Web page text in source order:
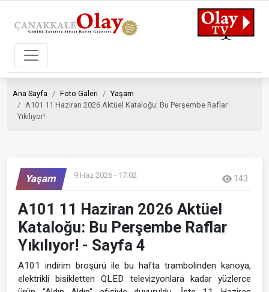
Ana Sayfa Foto Galeri
Yaşam
A101 11 Haziran 2026 Aktüel Kataloğu: Bu Perşembe Raflar
Yıkılıyor!
Yaşam 9 Haz 2026 - 17:02 143
A101 11 Haziran 2026 Aktüel
Kataloğu: Bu Perşembe Raflar
Yıkılıyor! - Sayfa 4
A101 indirim broşürü ile bu hafta trambolinden kanoya,
elektrikli bisikletten QLED televizyonlara kadar yüzlerce